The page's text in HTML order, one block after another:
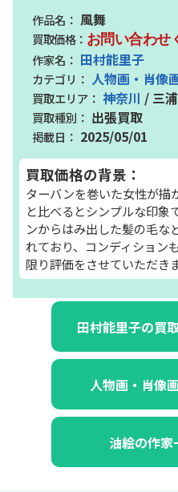
風舞
お問い合わせ
田村能里子
人物画・肖像
神奈川 / 三
出張買取
2025/05/01
買取価格の背景：
ターバンを巻いた女性が描
と比べるとシンプルな印象
ンからはみ出した髪の毛な
れており、コンディション
限り評価をさせていただき
田村能里子の買
人物画・肖像
油絵の作家